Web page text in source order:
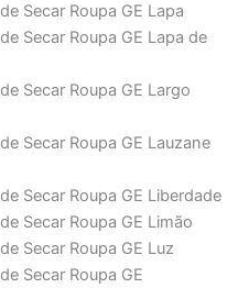
Secar Roupa GE Lapa
Secar Roupa GE Lapa de
Secar Roupa GE Largo
Secar Roupa GE Lauzane
Secar Roupa GE Liberdade
Secar Roupa GE Limão
Secar Roupa GE Luz
Secar Roupa GE